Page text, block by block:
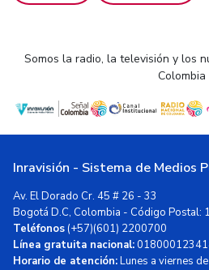
Somos la radio, la televisión y los
Colombia
Inravisión - Sistema de Medios
Av. El Dorado Cr. 45 # 26 - 33
Bogotá D.C, Colombia - Código Postal:
Teléfonos(+57)(601) 2200700
Línea gratuita nacional:
Horario de atención:Lunes a viernes